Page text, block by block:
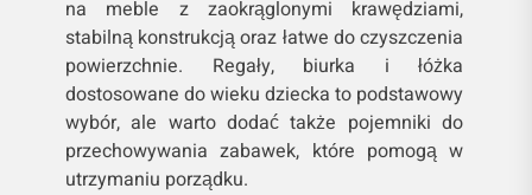
na meble z zaokrąglonymi krawędziami,
stabilną konstrukcją oraz łatwe do czyszczenia
powierzchnie. Regały, biurka i łóżka
dostosowane do wieku dziecka to podstawowy
wybór, ale warto dodać także pojemniki do
przechowywania zabawek, które pomogą w
utrzymaniu porządku.